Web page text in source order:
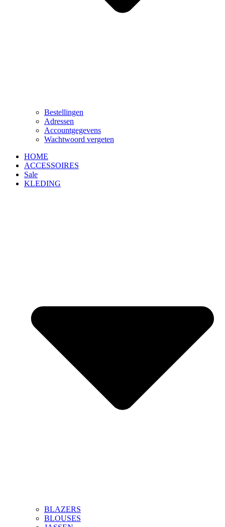
Bestellingen
Adressen
Accountgegevens
Wachtwoord vergeten
HOME
ACCESSOIRES
Sale
KLEDING
BLAZERS
BLOUSES